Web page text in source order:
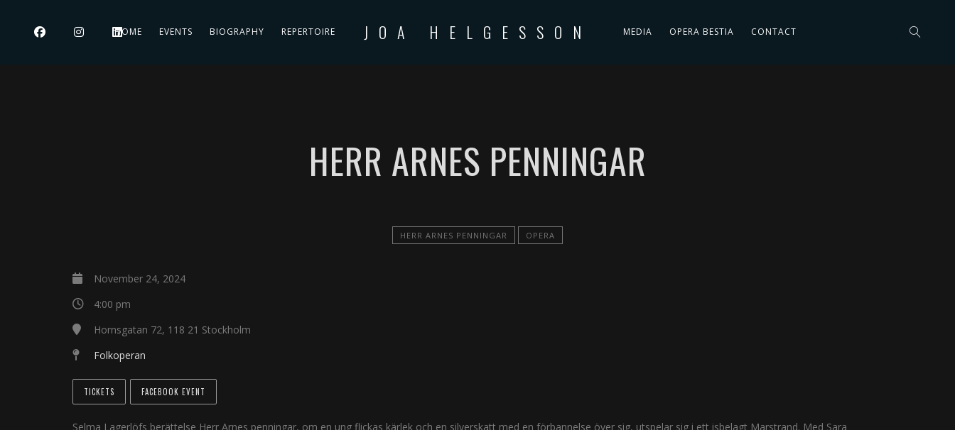
HOME EVENTS BIOGRAPHY REPERTOIRE JOA HELGESSON MEDIA OPERA BESTIA CONTACT
HERR ARNES PENNINGAR
HERR ARNES PENNINGAR OPERA
November 24, 2024
4:00 pm
Hornsgatan 72, 118 21 Stockholm
Folkoperan
TICKETS FACEBOOK EVENT
Selma Lagerlöfs berättelse Herr Arnes penningar, om en ung flickas kärlek och en silverskatt med en förbannelse över sig, utspelar sig i ett isbelagt Marstrand. Med Sara